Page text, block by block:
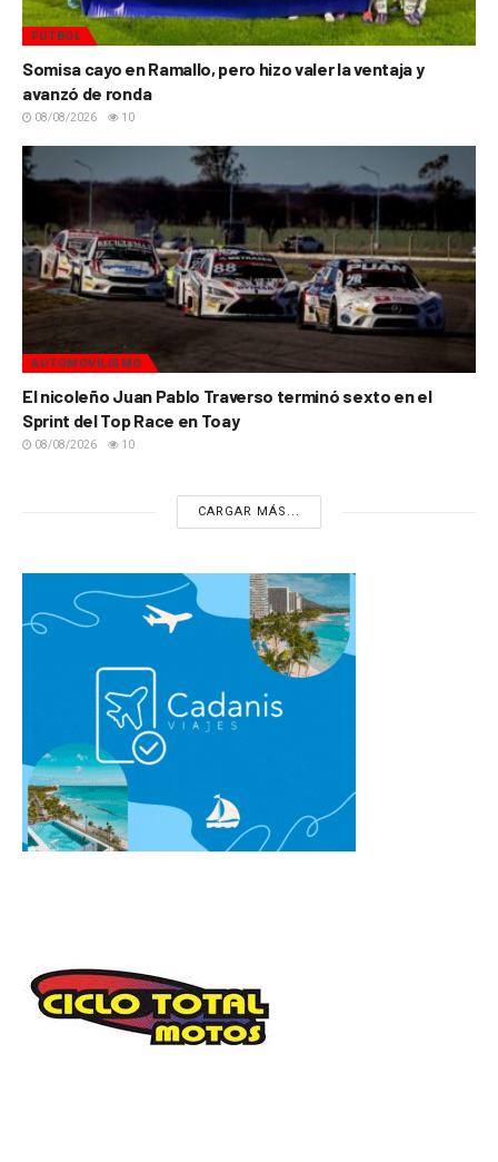
FÚTBOL
Somisa cayo en Ramallo, pero hizo valer la ventaja y
avanzó de ronda
08/08/2026 10
AUTOMOVILISMO
El nicoleño Juan Pablo Traverso terminó sexto en el
Sprint del Top Race en Toay
08/08/2026 10
CARGAR MÁS...